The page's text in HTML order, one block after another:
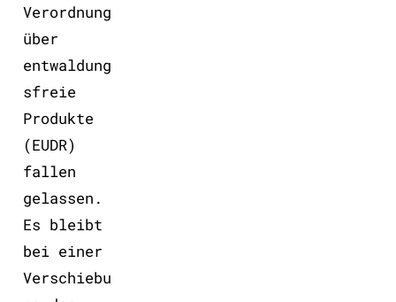
Verordnung
über
entwaldung
sfreie
Produkte
(EUDR)
fallen
gelassen.
Es bleibt
bei einer
Verschiebu